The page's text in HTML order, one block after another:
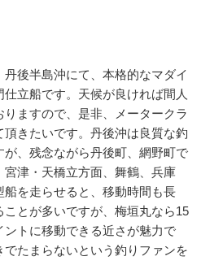
後半島沖にて、本格的なマダイ
立船です。天候が良ければ間人
ますので、是非、メータークラ
頂きたいです。丹後沖は良質な釣
が、残念ながら丹後町、網野町で
宮津・天橋立方面、舞鶴、兵庫
船を走らせると、移動時間も長
ことが多いですが、梅垣丸なら15
トに移動できる近さが魅力で
たまらないという釣りファンを